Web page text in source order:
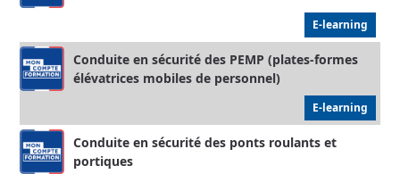
E-learning
Conduite en sécurité des PEMP (plates-formes
élévatrices mobiles de personnel)
E-learning
Conduite en sécurité des ponts roulants et
portiques